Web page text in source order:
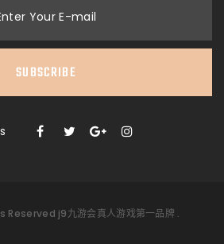
Your E-mail
SUBSCRIBE
Reserved j9九游会真人游戏第一品牌 .